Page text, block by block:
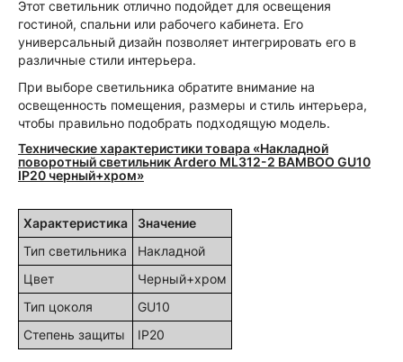
Этот светильник отлично подойдет для освещения
гостиной, спальни или рабочего кабинета. Его
универсальный дизайн позволяет интегрировать его в
различные стили интерьера.
При выборе светильника обратите внимание на
освещенность помещения, размеры и стиль интерьера,
чтобы правильно подобрать подходящую модель.
Технические характеристики товара «Накладной
поворотный светильник Ardero ML312-2 BAMBOO GU10
IP20 черный+хром»
Характеристика
Значение
Тип светильника
Накладной
Цвет
Черный+хром
Тип цоколя
GU10
Степень защиты
IP20